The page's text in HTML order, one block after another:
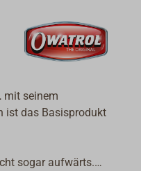
mit seinem
ist das Basisprodukt
sogar aufwärts.